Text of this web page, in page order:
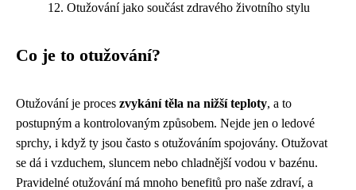
Otužování jako součást zdravého životního stylu
Co je to otužování?
Otužování je proces zvykání těla na nižší teploty, a to
postupným a kontrolovaným způsobem. Nejde jen o ledové
sprchy, i když ty jsou často s otužováním spojovány. Otužovat
se dá i vzduchem, sluncem nebo chladnější vodou v bazénu.
Pravidelné otužování má mnoho benefitů pro naše zdraví, a